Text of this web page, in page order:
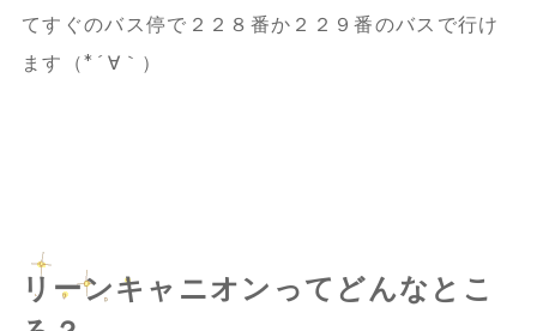
てすぐのバス停で２２８番か２２９番のバスで行け
ます（*´∀｀）
リーンキャニオンってどんなとこ